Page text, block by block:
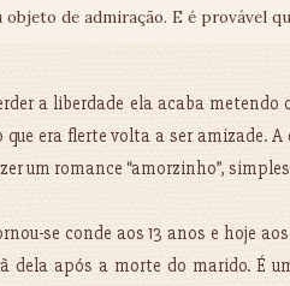
objeto de admiração. E é provável
a liberdade ela acaba
que era flerte volta a ser amizade.
um romance “amorzinho”,
se conde aos 13 anos e hoje
dela após a morte do marido. É